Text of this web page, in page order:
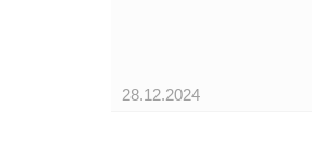
28.12.2024